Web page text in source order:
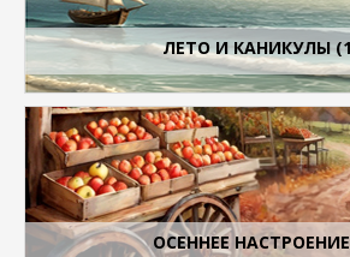
ЛЕТО И КАНИКУЛЫ
ОСЕННЕЕ